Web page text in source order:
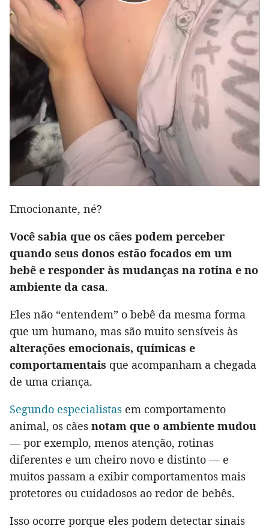
Emocionante, né?
Você sabia que os cães podem perceber
quando seus donos estão focados em um
bebê e responder às mudanças na rotina e no
ambiente da casa.
Eles não “entendem” o bebê da mesma forma
que um humano, mas são muito sensíveis às
alterações emocionais, químicas e
comportamentais que acompanham a chegada
de uma criança.
Segundo especialistas em comportamento
animal, os cães notam que o ambiente mudou
— por exemplo, menos atenção, rotinas
diferentes e um cheiro novo e distinto — e
muitos passam a exibir comportamentos mais
protetores ou cuidadosos ao redor de bebês.
Isso ocorre porque eles podem detectar sinais